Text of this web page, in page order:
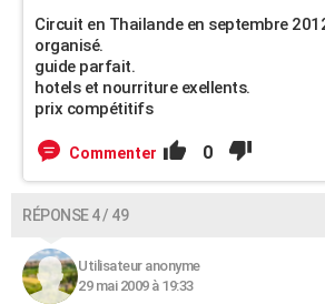
Circuit en Thailande en septembre
organisé.
guide parfait.
hotels et nourriture exellents.
prix compétitifs
Commenter 0
RÉPONSE 4 / 49
Utilisateur anonyme
29 mai 2009 à 19:33